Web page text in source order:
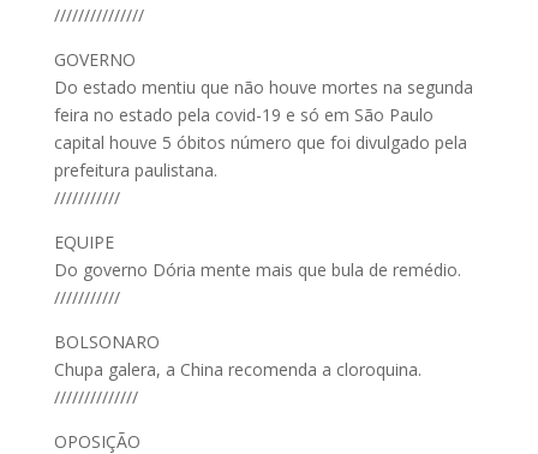
///////////////
GOVERNO
Do estado mentiu que não houve mortes na segunda
feira no estado pela covid-19 e só em São Paulo
capital houve 5 óbitos número que foi divulgado pela
prefeitura paulistana.
///////////
EQUIPE
Do governo Dória mente mais que bula de remédio.
///////////
BOLSONARO
Chupa galera, a China recomenda a cloroquina.
//////////////
OPOSIÇÃO